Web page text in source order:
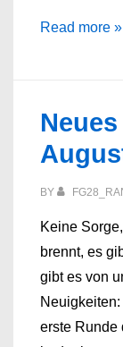
Neues
September
2010
Read more »
BY
Keine
brennt, es
gibt es von
erste Runde